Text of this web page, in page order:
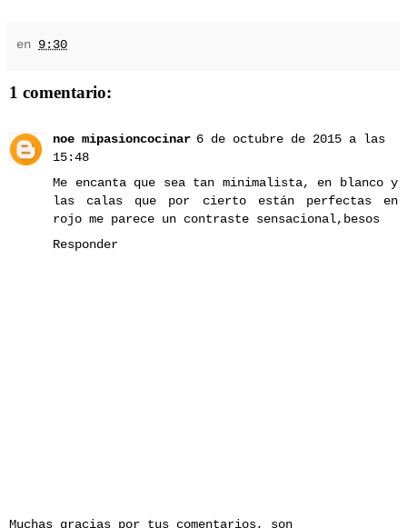
en 9:30
1 comentario:
noe mipasioncocinar 6 de octubre de 2015 a las
15:48
Me encanta que sea tan minimalista, en blanco y
las calas que por cierto están perfectas en
rojo me parece un contraste sensacional,besos
Responder
Muchas gracias por tus comentarios, son